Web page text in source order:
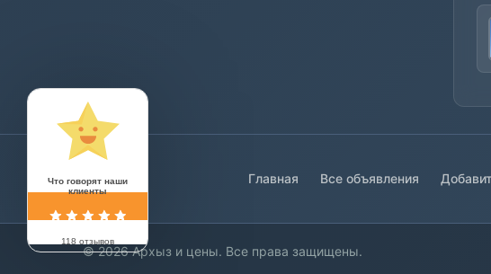
Главная Все объявления
© 2026 Архыз и цены. Все права защищены.
Что говорят наши
клиенты
118 отзывов